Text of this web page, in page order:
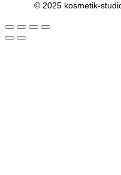
© 2025 kosmetik-